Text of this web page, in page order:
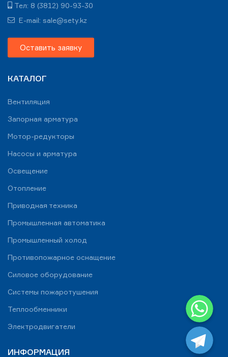
Тел: 8 (3812) 90-93-30
E-mail: sale@sety.kz
Оставить заявку
КАТАЛОГ
Вентиляция
Запорная арматура
Мотор-редукторы
Насосы и арматура
Освещение
Отопление
Приводная техника
Промышленная автоматика
Промышленный холод
Противопожарное оснащение
Силовое оборудование
Системы пожаротушения
Теплообменники
Электродвигатели
ИНФОРМАЦИЯ
WhatsApp
Telegram